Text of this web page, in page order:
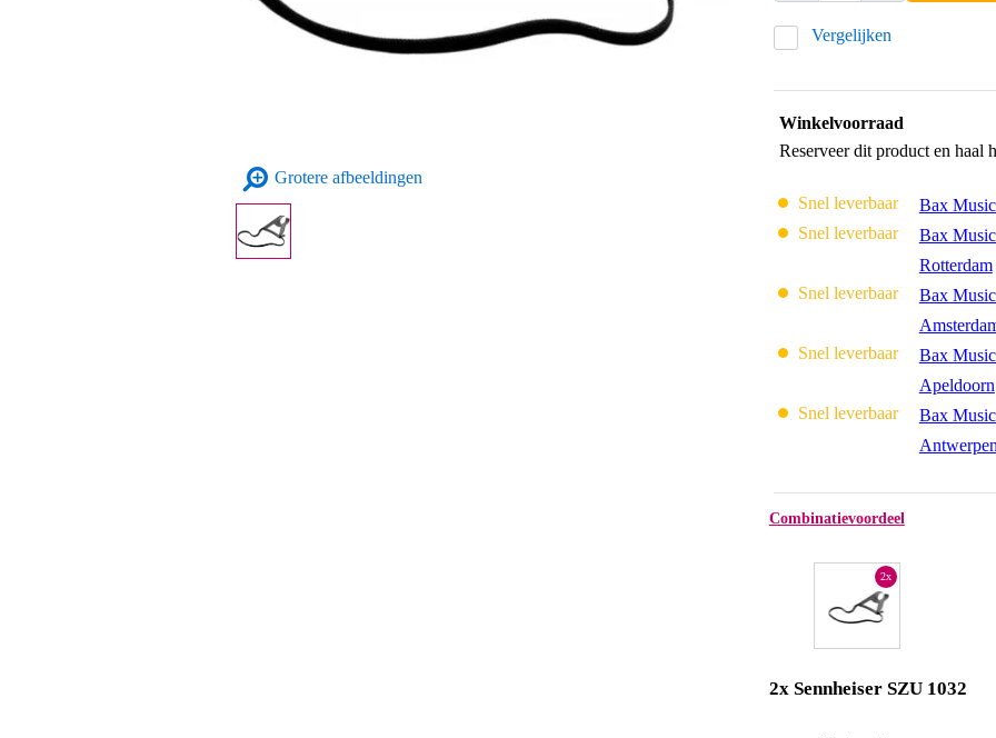
Grotere afbeeldingen
Vergelijken
Winkelvoorraad
Reserveer dit product en haal
Snel leverbaar Bax
Snel leverbaar
Bax
Rotterdam
Snel leverbaar
Bax
Snel leverbaar
Bax
Apeldoorn
Snel leverbaar
Bax
Antwerpen
Combinatievoordeel
2x
2x Sennheiser SZU 1032